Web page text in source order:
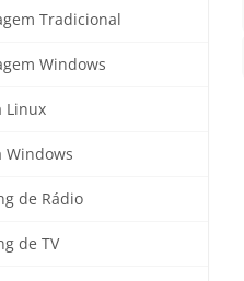
Tradicional
Windows
Linux
Windows
de Rádio
de TV